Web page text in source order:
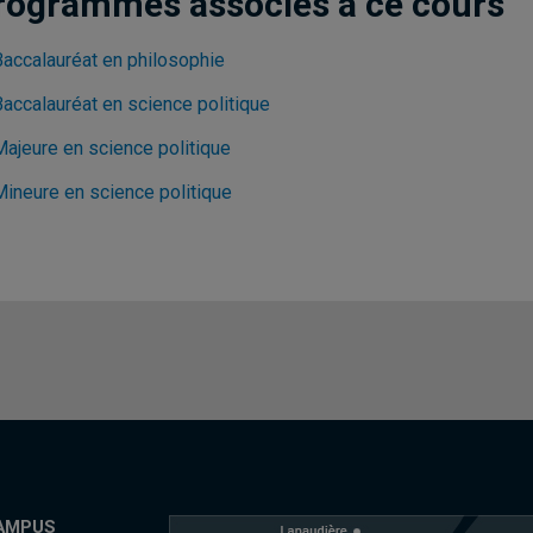
en philosophie
en science politique
en science politique
en science politique